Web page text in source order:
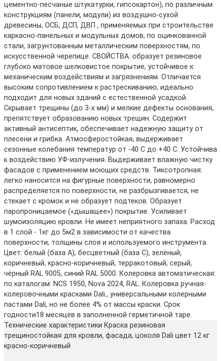
цементно-песчаные штукатурки, гипсокартон), по различным
конструкциям (панели, модули) из воздушно-сухой
древесины, ОСБ, ДСП, ДВП , применяемых при строительстве
каркасно-панельных и модульных домов, по оцинкованной
стали, загрунтованным металлическим поверхностям, по
искусственной черепице. СВОЙСТВА: образует резиновое
глубоко матовое шелковистое покрытие, устойчивое к
механическим воздействиям и загрязнениям. Отличается
высоким сопротивлением к растрескиванию, идеально
подходит для новых зданий с естественной усадкой.
Скрывает трещины (до 3-х мм) и мелкие дефекты основания,
препятствует образованию новых трещин. Содержит
активный антисептик, обеспечивает надежную защиту от
плесени и грибка. Атмосферостойкая, выдерживает
сезонные колебания температур от -40 С до +40 С. Устойчива
к воздействию УФ-излучения. Выдерживает влажную чистку
фасадов с применением моющих средств. Тиксотропная:
легко наносится на фигурные поверхности, равномерно
распределяется по поверхности, не разбрызгивается, не
стекает с кромок и не образует подтеков. Образует
паропроницаемое («дышащее») покрытие. Усиливает
шумоизоляцию кровли. Не имеет неприятного запаха. Расход
в 1 слой - 1кг до 5м2 в зависимости от качества
поверхности, толщины слоя и используемого инструмента.
Цвет: белый (база А), бесцветный (база С), зелёный,
коричневый, красно-коричневый, терракотовый, серый,
чёрный RAL 9005, синий RAL 5000. Колеровка автоматическая:
по каталогам: NCS 1950, Nova 2024, RAL. Колеровка ручная-
колеровочными красками Dali., универсальными колерными
пастами Dali, но не более 4% от массы краски. Срок
годности18 месяцев в заполненной герметичной таре.
Технические характеристики Краска резиновая
трещиностойкая для кровли, фасада, цоколя Dali цвет 12 кг
красно-коричневый